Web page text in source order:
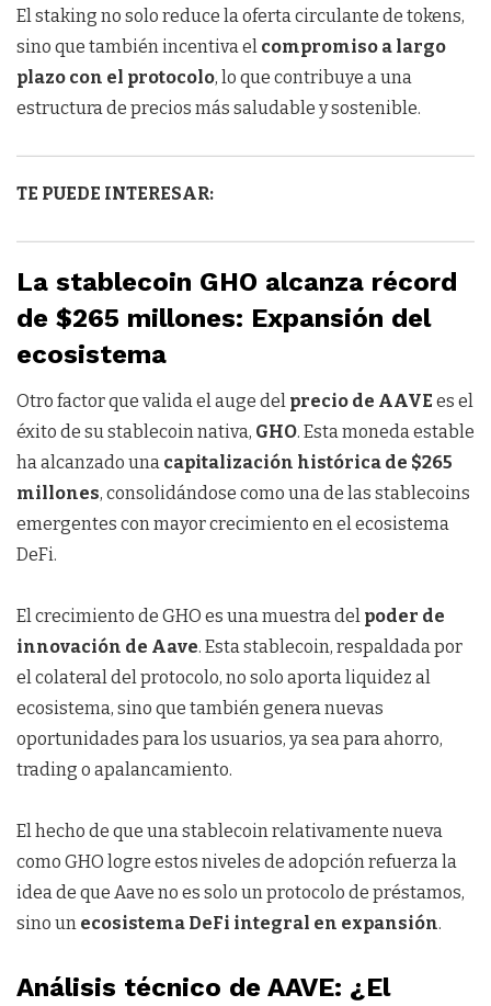
El staking no solo reduce la oferta circulante de tokens,
sino que también incentiva el compromiso a largo
plazo con el protocolo, lo que contribuye a una
estructura de precios más saludable y sostenible.
TE PUEDE INTERESAR:
La stablecoin GHO alcanza récord
de $265 millones: Expansión del
ecosistema
Otro factor que valida el auge del precio de AAVE es el
éxito de su stablecoin nativa, GHO. Esta moneda estable
ha alcanzado una capitalización histórica de $265
millones, consolidándose como una de las stablecoins
emergentes con mayor crecimiento en el ecosistema
DeFi.
El crecimiento de GHO es una muestra del poder de
innovación de Aave. Esta stablecoin, respaldada por
el colateral del protocolo, no solo aporta liquidez al
ecosistema, sino que también genera nuevas
oportunidades para los usuarios, ya sea para ahorro,
trading o apalancamiento.
El hecho de que una stablecoin relativamente nueva
como GHO logre estos niveles de adopción refuerza la
idea de que Aave no es solo un protocolo de préstamos,
sino un ecosistema DeFi integral en expansión.
Análisis técnico de AAVE: ¿El